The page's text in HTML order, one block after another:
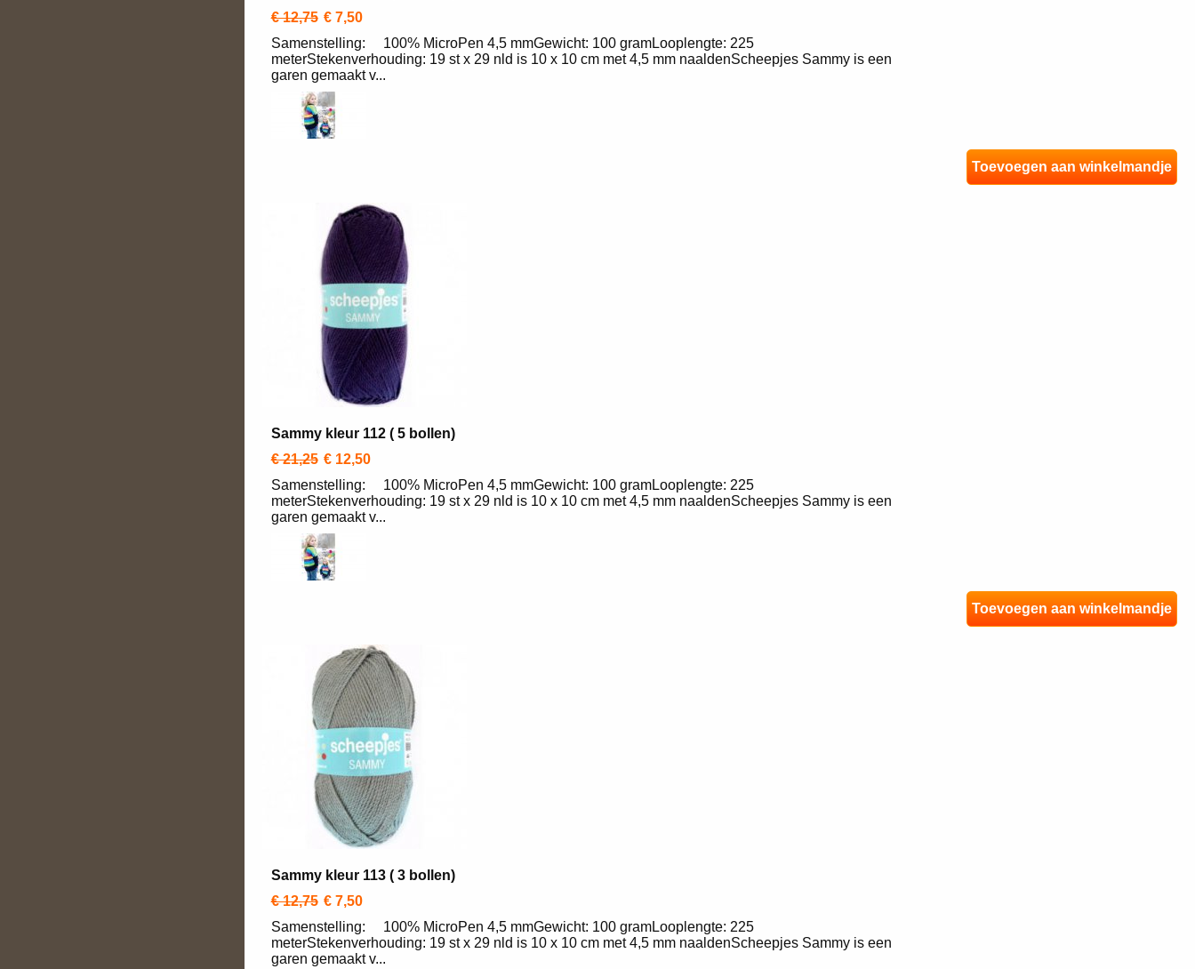
€ 12,75 € 7,50
Samenstelling: 100% MicroPen 4,5 mmGewicht: 100 gramLooplengte: 225
meterStekenverhouding: 19 st x 29 nld is 10 x 10 cm met 4,5 mm naaldenScheepjes Sammy is een
garen gemaakt v...
Toevoegen aan winkelmandje
Sammy kleur 112 ( 5 bollen)
€ 21,25 € 12,50
Samenstelling: 100% MicroPen 4,5 mmGewicht: 100 gramLooplengte: 225
meterStekenverhouding: 19 st x 29 nld is 10 x 10 cm met 4,5 mm naaldenScheepjes Sammy is een
garen gemaakt v...
Toevoegen aan winkelmandje
Sammy kleur 113 ( 3 bollen)
€ 12,75 € 7,50
Samenstelling: 100% MicroPen 4,5 mmGewicht: 100 gramLooplengte: 225
meterStekenverhouding: 19 st x 29 nld is 10 x 10 cm met 4,5 mm naaldenScheepjes Sammy is een
garen gemaakt v...